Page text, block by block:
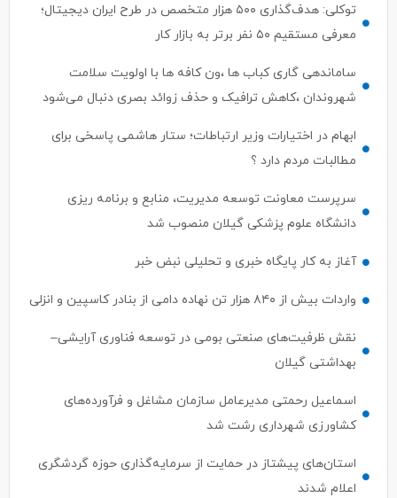
توکلی: هدف‌گذاری ۵۰۰ هزار متخصص در طرح ایران دیجیتال؛
معرفی مستقیم ۵۰ نفر برتر به بازار کار
ساماندهی گاری کباب ها ،ون کافه ها با اولویت سلامت
شهروندان ،کاهش ترافیک و حذف زوائد بصری دنبال می‌شود
ابهام در اختیارات وزیر ارتباطات؛ ستار هاشمی پاسخی برای
مطالبات مردم دارد ؟
سرپرست معاونت توسعه مدیریت، منابع و برنامه ریزی
دانشگاه علوم پزشکی گیلان منصوب شد
آغاز به کار پایگاه خبری و تحلیلی نبض خبر
واردات بیش از ۸۴۰ هزار تن نهاده دامی از بنادر كاسپین و انزلی
نقش ظرفیت‌های صنعتی بومی در توسعه فناوری آرایشی–
بهداشتی گیلان
اسماعیل رحمتی مدیرعامل سازمان مشاغل و فرآورده‌های
کشاورزی شهرداری رشت شد
استان‌های پیشتاز در حمایت از سرمایه‌گذاری حوزه گردشگری
اعلام شدند